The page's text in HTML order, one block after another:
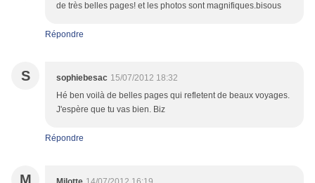
de très belles pages! et les photos sont magnifiques.bisous
Répondre
S sophiebesac 15/07/2012 18:32
Hé ben voilà de belles pages qui refletent de beaux voyages.
J'espère que tu vas bien. Biz
Répondre
M